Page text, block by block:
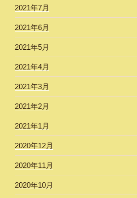
2021年7月
2021年6月
2021年5月
2021年4月
2021年3月
2021年2月
2021年1月
2020年12月
2020年11月
2020年10月